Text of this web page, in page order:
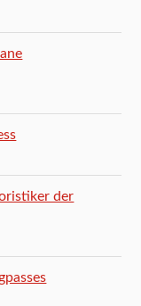
der